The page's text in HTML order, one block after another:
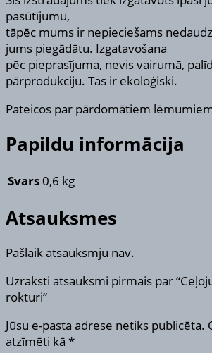
pasūtījumu,
tāpēc mums ir nepieciešams
jums piegādātu. Izgatavošana
pēc pieprasījuma, nevis vairumā,
pārprodukciju. Tas ir ekoloģiski.
Pateicos par pārdomātiem
Papildu informācija
Svars0,6 kg
Atsauksmes
Pašlaik atsauksmju nav.
Uzraksti atsauksmi pirmais par
rokturi”
Jūsu e-pasta adrese netiks publicēta.
atzīmēti kā *